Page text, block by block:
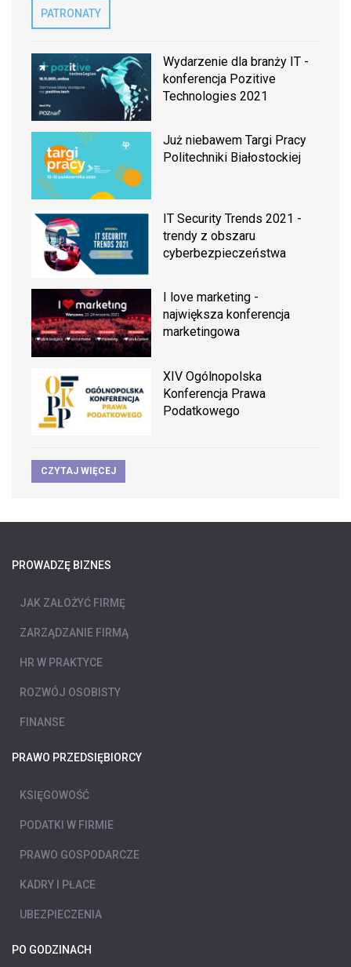
PATRONATY
Wydarzenie dla branży IT -
konferencja Pozitive
Technologies 2021
Już niebawem Targi Pracy
Politechniki Białostockiej
IT Security Trends 2021 -
trendy z obszaru
cyberbezpieczeństwa
I love marketing -
największa konferencja
marketingowa
XIV Ogólnopolska
Konferencja Prawa
Podatkowego
CZYTAJ WIĘCEJ
PROWADZĘ BIZNES
JAK ZAŁOŻYĆ FIRMĘ
ZARZĄDZANIE FIRMĄ
HR W PRAKTYCE
ROZWÓJ OSOBISTY
FINANSE
PRAWO PRZEDSIĘBIORCY
KSIĘGOWOŚĆ
PODATKI W FIRMIE
PRAWO GOSPODARCZE
KADRY I PŁACE
UBEZPIECZENIA
PO GODZINACH